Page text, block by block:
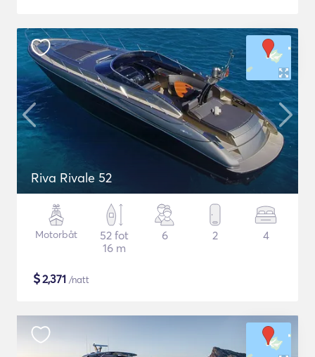
Riva Rivale 52
Motorbåt
52 fot
16 m
6 2 4
$2,371 /natt